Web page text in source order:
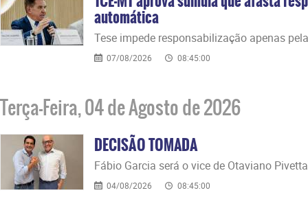
automática
​Tese impede responsabilização apenas
07/08/2026 08:45:00
Terça-Feira, 04 de Agosto de 2026
DECISÃO TOMADA
Fábio Garcia será o vice de Otaviano Pivetta
04/08/2026 08:45:00